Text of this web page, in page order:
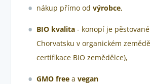
nákup přímo odvýrobce,
BIO kvalita - konopí je
Chorvatsku v organickém
certifikace BIO zemědělce),
GMO free avegan